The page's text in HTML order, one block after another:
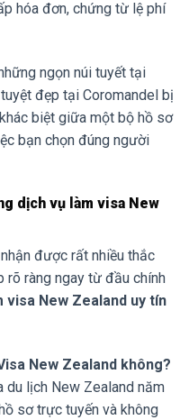
hóa đơn, chứng từ lệ phí
ngọn núi tuyết tại
đẹp tại Coromandel bị
biệt giữa một bộ hồ sơ
bạn chọn đúng người
dịch vụ làm visa New
được rất nhiều thắc
rõ ràng ngay từ đầu chính
visa New Zealand uy tín
New Zealand không?
lịch New Zealand năm
sơ trực tuyến và không